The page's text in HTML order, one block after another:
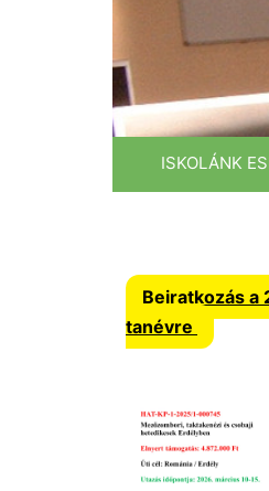
ISKOLÁNK
Beiratkozás a
tanévre